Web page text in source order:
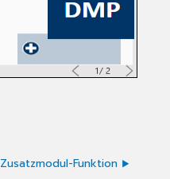
Zusatzmodul-Funktion